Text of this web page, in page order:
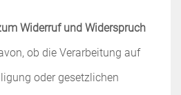
Widerruf und Widerspruch
ob die Verarbeitung auf
oder gesetzlichen